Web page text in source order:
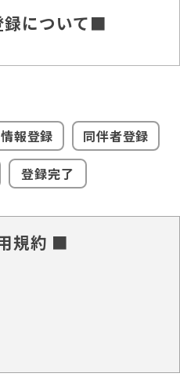
について■
報登録
同伴者登録
登録完了
規約 ■